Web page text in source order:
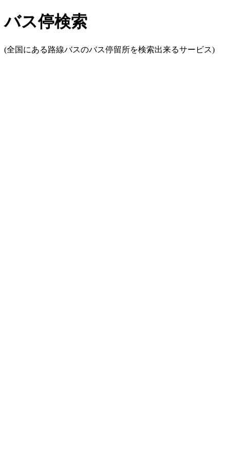
バス停検索
(全国にある路線バスのバス停留所を検索出来るサービス)